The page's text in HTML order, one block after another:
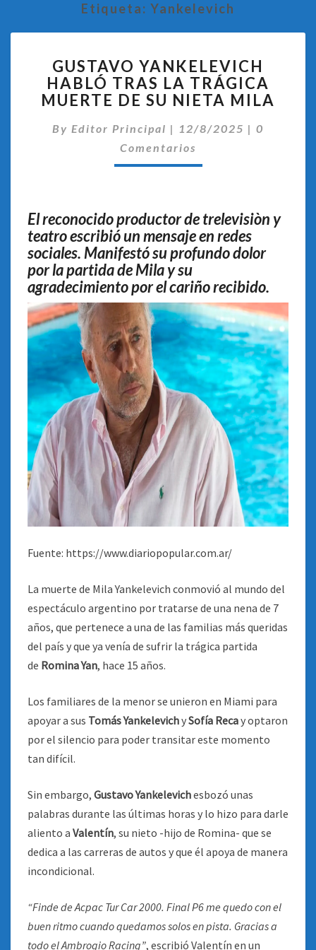
Etiqueta: Yankelevich
YANKELEVICH
HABLÓ
TRAS
TRÁGICA
MUERTE
GUSTAVO YANKELEVICH
HABLÓ TRAS LA TRÁGICA
MUERTE DE SU NIETA MILA
By Editor Principal | 12/8/2025 | 0
Comentarios
El reconocido productor de trelevisiòn y
teatro escribió un mensaje en redes
sociales. Manifestó su profundo dolor
por la partida de Mila y su
agradecimiento por el cariño recibido.
Fuente: https://www.diariopopular.com.ar/
La muerte de Mila Yankelevich conmovió al mundo del
espectáculo argentino por tratarse de una nena de 7
años, que pertenece a una de las familias más queridas
del país y que ya venía de sufrir la trágica partida
de Romina Yan, hace 15 años.
Los familiares de la menor se unieron en Miami para
apoyar a sus Tomás YankelevichySofía Recay optaron
por el silencio para poder transitar este momento
tan difícil.
Sin embargo, Gustavo Yankelevichesbozó unas
palabras durante las últimas horas y lo hizo para darle
aliento a Valentín, su nieto -hijo de Romina- que se
dedica a las carreras de autos y que él apoya de manera
incondicional.
“Finde de Acpac Tur Car 2000. Final P6 me quedo con el
buen ritmo cuando quedamos solos en pista. Gracias a
todo el Ambrogio Racing”, escribió Valentín en un